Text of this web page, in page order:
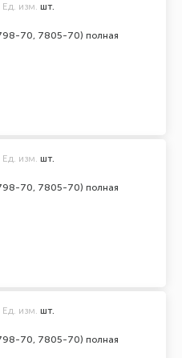
70, 7805-70) полная
Ед. изм. шт.
70, 7805-70) полная
Ед. изм. шт.
70, 7805-70) полная
Ед. изм. шт.